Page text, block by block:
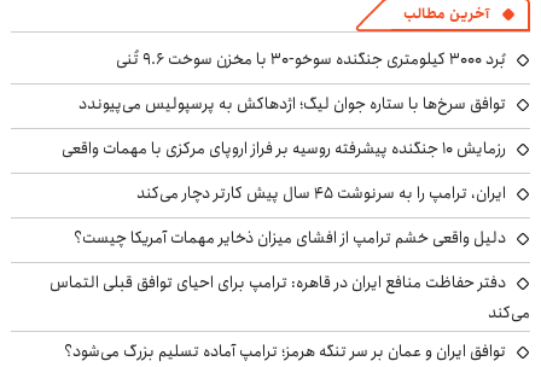
آخرین مطالب
بُرد ۳۰۰۰ کیلومتری جنگنده سوخو-۳۰ با مخزن سوخت ۹.۶ تُنی
توافق سرخ‌ها با ستاره جوان لیگ؛ اژدهاکش به پرسپولیس می‌پیوندد
رزمایش ۱۰ جنگنده پیشرفته روسیه بر فراز اروپای مرکزی با مهمات واقعی
ایران، ترامپ را به سرنوشت ۴۵ سال پیش کارتر دچار می‌کند
دلیل واقعی خشم ترامپ از افشای میزان ذخایر مهمات آمریکا چیست؟
دفتر حفاظت منافع ایران در قاهره: ترامپ برای احیای توافق قبلی التماس
می‌کند
توافق ایران و عمان بر سر تنگه هرمز؛ ترامپ آماده تسلیم بزرگ می‌شود؟